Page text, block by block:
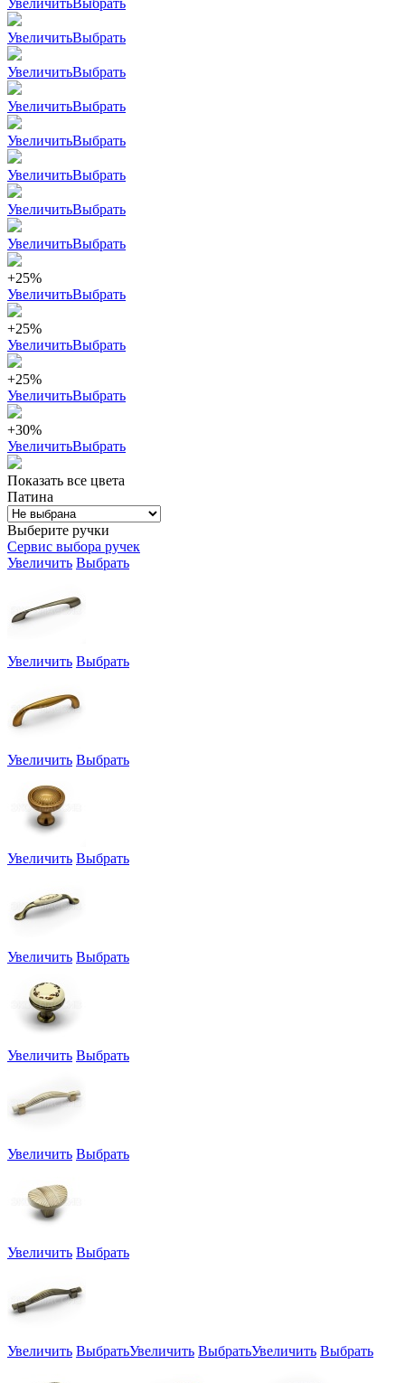
УвеличитьВыбрать
УвеличитьВыбрать
УвеличитьВыбрать
УвеличитьВыбрать
УвеличитьВыбрать
УвеличитьВыбрать
УвеличитьВыбрать
УвеличитьВыбрать
+25%
УвеличитьВыбрать
+25%
УвеличитьВыбрать
+25%
УвеличитьВыбрать
+30%
УвеличитьВыбрать
Показать все цвета
Патина
Выберите ручки
Сервис выбора ручек
Увеличить Выбрать
Увеличить Выбрать
Увеличить Выбрать
Увеличить Выбрать
Увеличить Выбрать
Увеличить Выбрать
Увеличить Выбрать
Увеличить Выбрать
Увеличить ВыбратьУвеличить ВыбратьУвеличить Выбрать